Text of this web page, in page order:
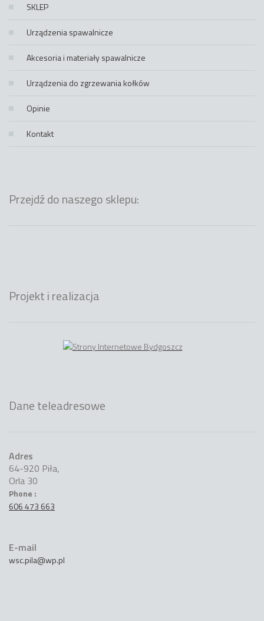
SKLEP
Urządzenia spawalnicze
Akcesoria i materiały spawalnicze
Urządzenia do zgrzewania kołków
Opinie
Kontakt
Przejdź do naszego sklepu:
Projekt i realizacja
Dane teleadresowe
Adres
64-920 Piła,
Orla 30
Phone :
606 473 663
E-mail
wsc.pila@wp.pl